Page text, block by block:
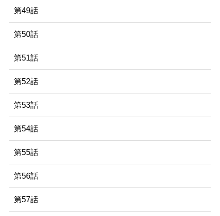
第49話
第50話
第51話
第52話
第53話
第54話
第55話
第56話
第57話